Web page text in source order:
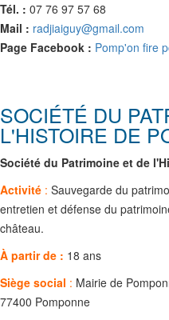
Tél. : 07 76 97 57 68
Mail : radjiaiguy@gmail.com
Page Facebook : Pomp'on fire
SOCIÉTÉ DU
L'HISTOIRE DE
Société du Patrimoine et de
Activité : Sauvegarde du
entretien et défense du
château.
À partir de : 18 ans
Siège social : Mairie de
77400 Pomponne